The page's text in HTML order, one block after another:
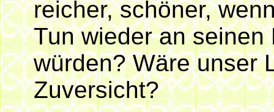
reicher, schöner,
Tun wieder an
würden? Wäre unser
Zuversicht?